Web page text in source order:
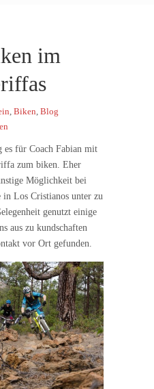
im
, Biken, Blog
es für Coach Fabian mit
zum biken. Eher
Möglichkeit bei
in Los Cristianos unter zu
genutzt einige
aus zu kundschaften
vor Ort gefunden.